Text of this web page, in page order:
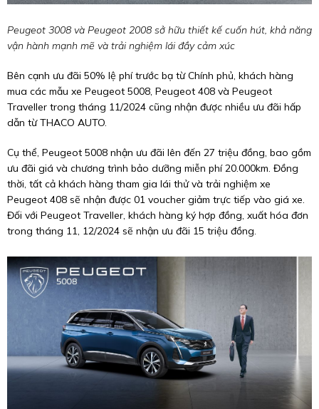
Peugeot 3008 và Peugeot 2008 sở hữu thiết kế cuốn hút, khả năng
vận hành mạnh mẽ và trải nghiệm lái đầy cảm xúc
Bên cạnh ưu đãi 50% lệ phí trước bạ từ Chính phủ, khách hàng
mua các mẫu xe Peugeot 5008, Peugeot 408 và Peugeot
Traveller trong tháng 11/2024 cũng nhận được nhiều ưu đãi hấp
dẫn từ THACO AUTO.
Cụ thể, Peugeot 5008 nhận ưu đãi lên đến 27 triệu đồng, bao gồm
ưu đãi giá và chương trình bảo dưỡng miễn phí 20.000km. Đồng
thời, tất cả khách hàng tham gia lái thử và trải nghiệm xe
Peugeot 408 sẽ nhận được 01 voucher giảm trực tiếp vào giá xe.
Đối với Peugeot Traveller, khách hàng ký hợp đồng, xuất hóa đơn
trong tháng 11, 12/2024 sẽ nhận ưu đãi 15 triệu đồng.